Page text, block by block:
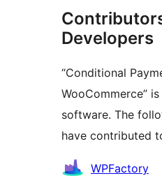
Developers
“Conditional
WooCommerce”
software. The
have contributed
Contributors
WPFactory